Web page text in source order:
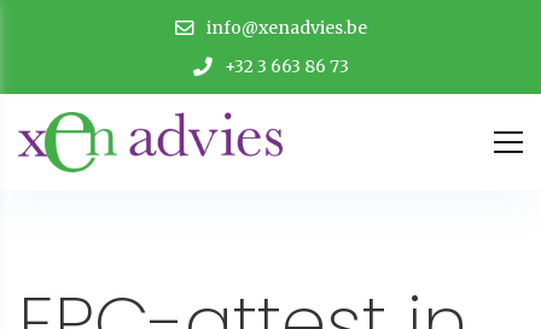
info@xenadvies.be
+32 3 663 86 73